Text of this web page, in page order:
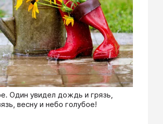
Один увидел дождь и грязь,
весну и небо голубое!